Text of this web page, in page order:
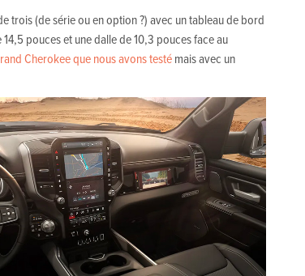
trois (de série ou en option ?) avec un tableau de bord
pouces et une dalle de 10,3 pouces face au
Cherokee que nous avons testémais avec un